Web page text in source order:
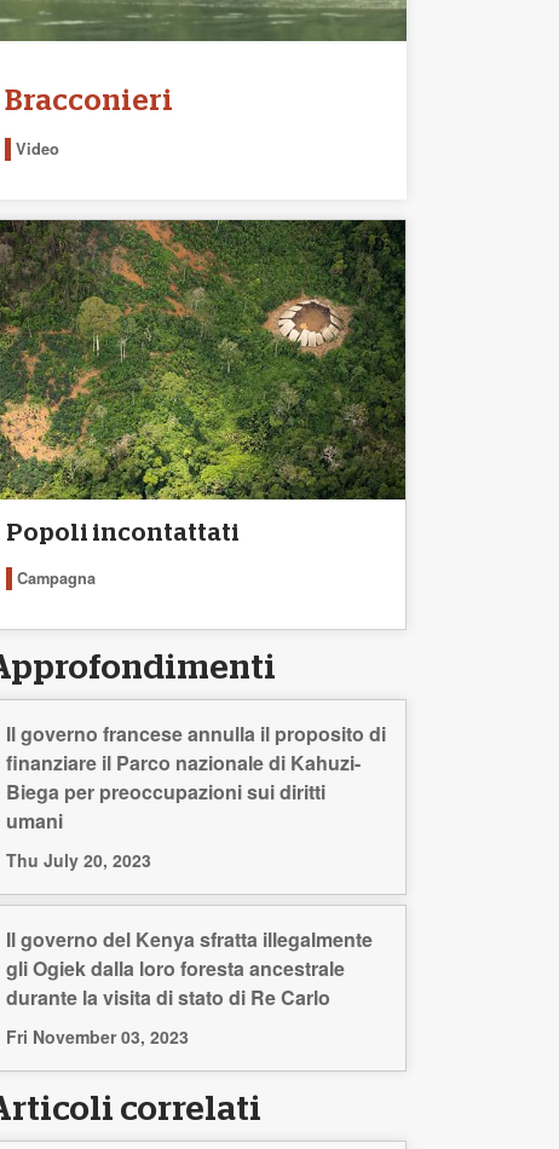
Bracconieri
Video
Popoli incontattati
Campagna
Il governo francese annulla il proposito di
finanziare il Parco nazionale di Kahuzi-
Biega per preoccupazioni sui diritti
umani
Thu July 20, 2023
Il governo del Kenya sfratta illegalmente
gli Ogiek dalla loro foresta ancestrale
durante la visita di stato di Re Carlo
Fri November 03, 2023
correlati